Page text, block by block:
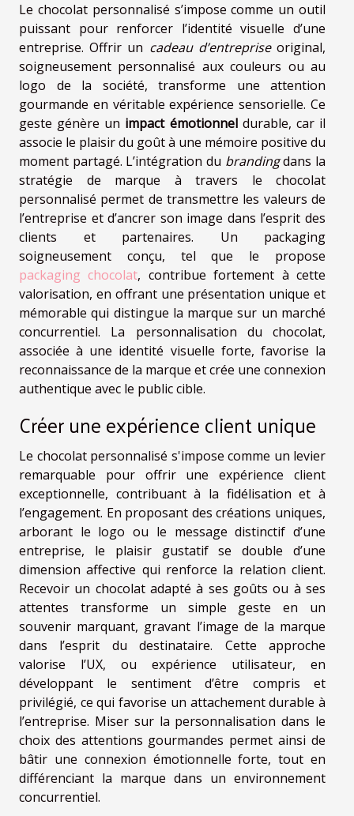
Le chocolat personnalisé s’impose comme un outil
puissant pour renforcer l’identité visuelle d’une
entreprise. Offrir un cadeau d’entrepriseoriginal,
soigneusement personnalisé aux couleurs ou au
logo de la société, transforme une attention
gourmande en véritable expérience sensorielle. Ce
geste génère un impact émotionneldurable, car il
associe le plaisir du goût à une mémoire positive du
moment partagé. L’intégration du brandingdans la
stratégie de marque à travers le chocolat
personnalisé permet de transmettre les valeurs de
l’entreprise et d’ancrer son image dans l’esprit des
clients et partenaires. Un packaging
soigneusement conçu, tel que le propose
packaging chocolat, contribue fortement à cette
valorisation, en offrant une présentation unique et
mémorable qui distingue la marque sur un marché
concurrentiel. La personnalisation du chocolat,
associée à une identité visuelle forte, favorise la
reconnaissance de la marque et crée une connexion
authentique avec le public cible.
Créer une expérience client unique
Le chocolat personnalisé s'impose comme un levier
remarquable pour offrir une expérience client
exceptionnelle, contribuant à la fidélisation et à
l’engagement. En proposant des créations uniques,
arborant le logo ou le message distinctif d’une
entreprise, le plaisir gustatif se double d’une
dimension affective qui renforce la relation client.
Recevoir un chocolat adapté à ses goûts ou à ses
attentes transforme un simple geste en un
souvenir marquant, gravant l’image de la marque
dans l’esprit du destinataire. Cette approche
valorise l’UX, ou expérience utilisateur, en
développant le sentiment d’être compris et
privilégié, ce qui favorise un attachement durable à
l’entreprise. Miser sur la personnalisation dans le
choix des attentions gourmandes permet ainsi de
bâtir une connexion émotionnelle forte, tout en
différenciant la marque dans un environnement
concurrentiel.